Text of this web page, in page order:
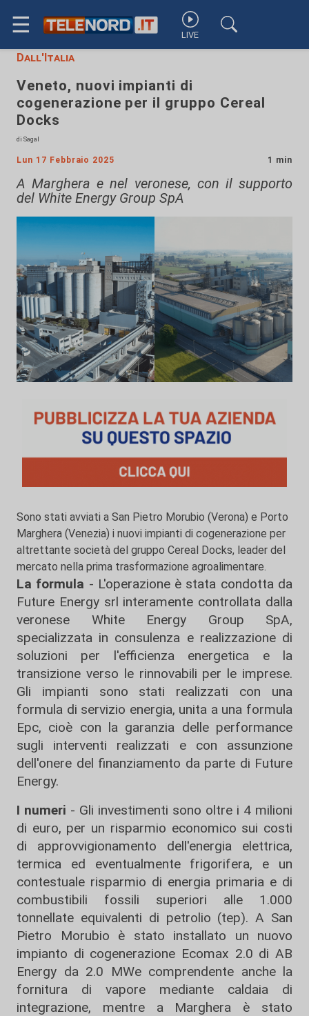
☰ LIVE
Dall'Italia
Veneto, nuovi impianti di
cogenerazione per il gruppo Cereal
Docks
di Sagal
Lun 17 Febbraio 2025 1 min
A Marghera e nel veronese, con il supporto
del White Energy Group SpA
Sono stati avviati a San Pietro Morubio (Verona) e Porto
Marghera (Venezia) i nuovi impianti di cogenerazione per
altrettante società del gruppo Cereal Docks, leader del
mercato nella prima trasformazione agroalimentare.
La formula - L'operazione è stata condotta da
Future Energy srl interamente controllata dalla
veronese White Energy Group SpA,
specializzata in consulenza e realizzazione di
soluzioni per l'efficienza energetica e la
transizione verso le rinnovabili per le imprese.
Gli impianti sono stati realizzati con una
formula di servizio energia, unita a una formula
Epc, cioè con la garanzia delle performance
sugli interventi realizzati e con assunzione
dell'onere del finanziamento da parte di Future
Energy.
I numeri - Gli investimenti sono oltre i 4 milioni
di euro, per un risparmio economico sui costi
di approvvigionamento dell'energia elettrica,
termica ed eventualmente frigorifera, e un
contestuale risparmio di energia primaria e di
combustibili fossili superiori alle 1.000
tonnellate equivalenti di petrolio (tep). A San
Pietro Morubio è stato installato un nuovo
impianto di cogenerazione Ecomax 2.0 di AB
Energy da 2.0 MWe comprendente anche la
fornitura di vapore mediante caldaia di
integrazione, mentre a Marghera è stato